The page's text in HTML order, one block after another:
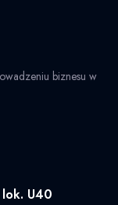
biznesu w
U40